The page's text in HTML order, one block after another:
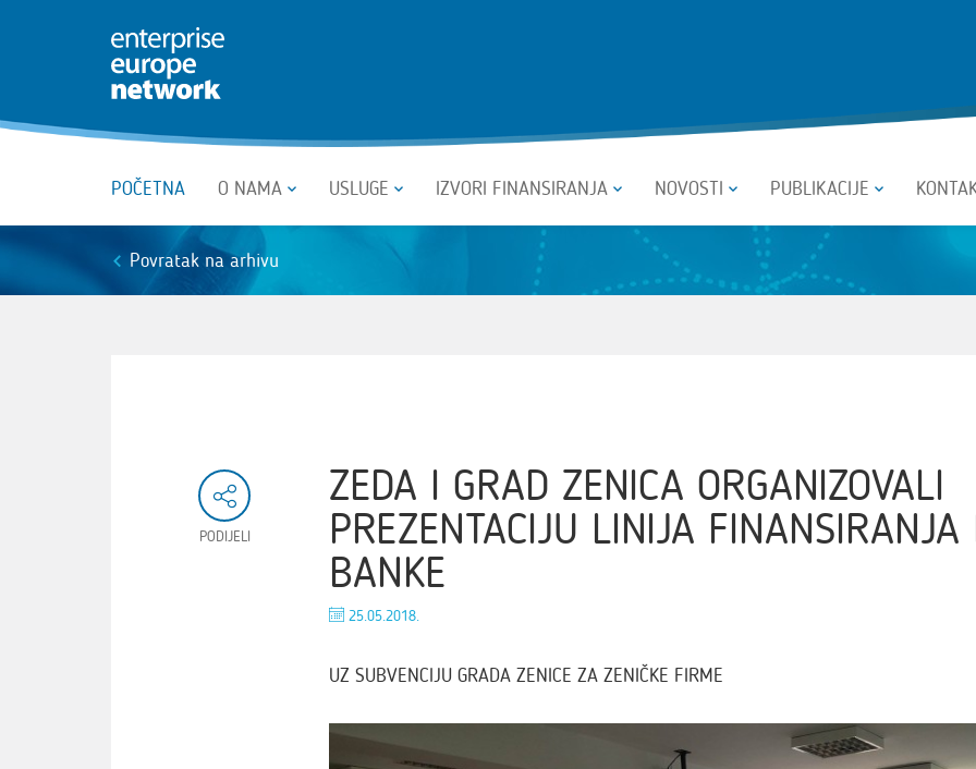
POČETNA O NAMA USLUGE IZVORI FINANSIRANJA NOVOSTI PUBLIKACIJE
Povratak na arhivu
ZEDA I GRAD ZENICA ORGANIZOVALI
PREZENTACIJU LINIJA
BANKE
25.05.2018.
UZ SUBVENCIJU GRADA ZENICE ZA ZENIČKE FIRME
PODIJELI